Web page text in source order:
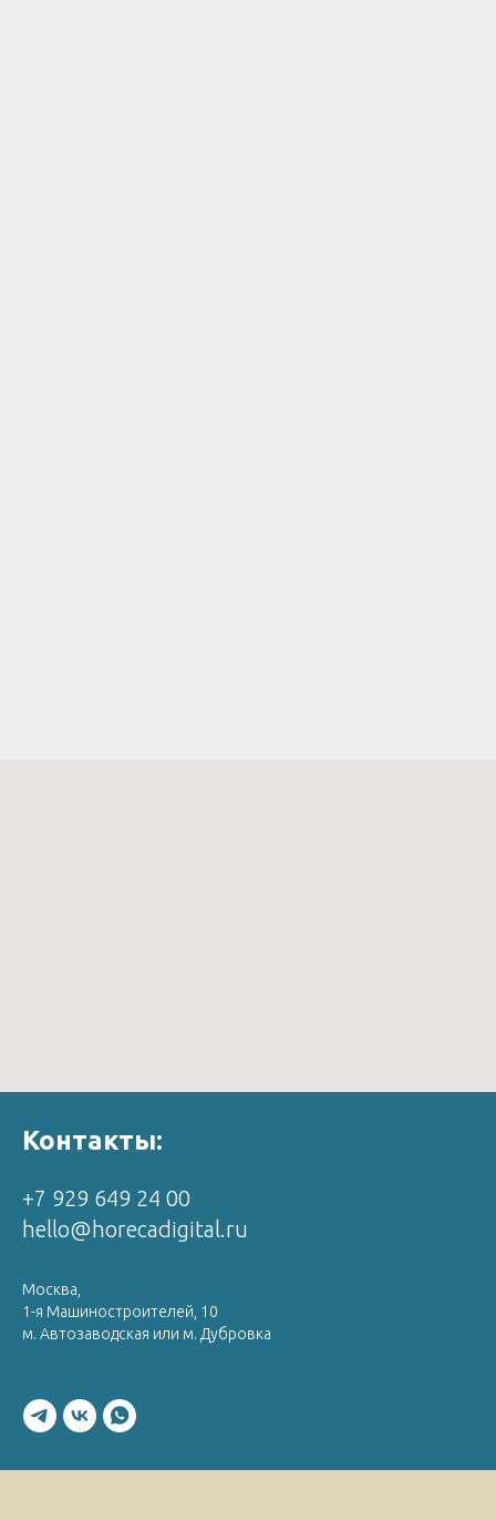
Контакты:
+7 929 649 24 00
hello@horecadigital.ru
Москва,
1-я Машиностроителей, 10
м. Автозаводская или м. Дубровка